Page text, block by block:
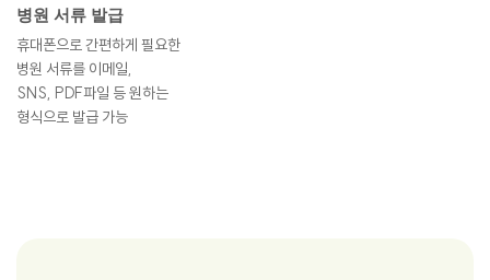
병원 서류 발급
휴대폰으로 간편하게 필요한
병원 서류를 이메일,
SNS, PDF파일 등 원하는
형식으로 발급 가능